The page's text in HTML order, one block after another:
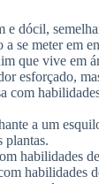
e dócil,
se meter em
que vive em
esforçado,
com
a um
plantas.
habilidades
habilidades